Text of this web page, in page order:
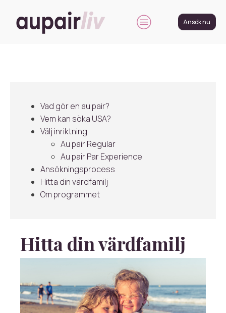
Ansök nu
Vad gör en au pair?
Vem kan söka USA?
Välj inriktning
Au pair Regular
Au pair Par Experience
Ansökningsprocess
Hitta din värdfamilj
Om programmet
Hitta din värdfamilj